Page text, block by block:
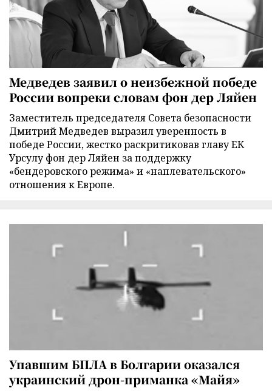
Медведев заявил о неизбежной победе
России вопреки словам фон дер Ляйен
Заместитель председателя Совета безопасности
Дмитрий Медведев выразил уверенность в
победе России, жестко раскритиковав главу ЕК
Урсулу фон дер Ляйен за поддержку
«бендеровского режима» и «наплевательского»
отношения к Европе.
Упавшим БПЛА в Болгарии оказался
украинский дрон-приманка «Майя»